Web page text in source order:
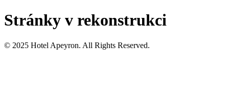
Stránky v rekonstrukci
© 2025 Hotel Apeyron. All Rights Reserved.